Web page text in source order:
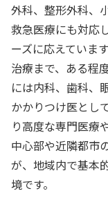
外科、整形外科、
救急医療にも対応
ーズに応えていま
治療まで、ある程
には内科、歯科、
かかりつけ医とし
り高度な専門医療
中心部や近隣都市
が、地域内で基本
境です。